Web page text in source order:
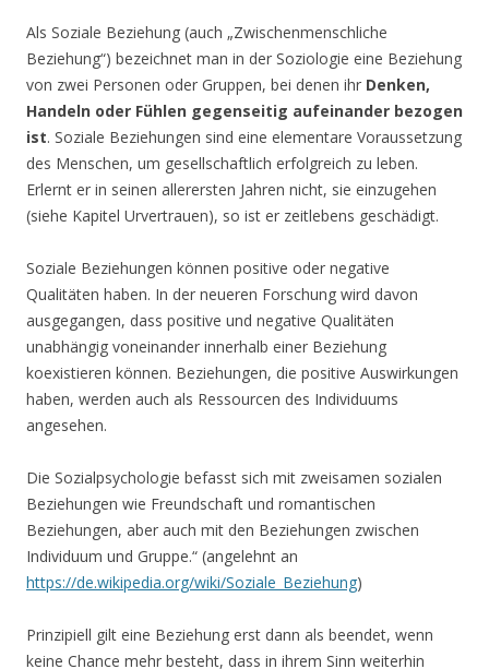
Als Soziale Beziehung (auch „Zwischenmenschliche
Beziehung“) bezeichnet man in der Soziologie eine Beziehung
von zwei Personen oder Gruppen, bei denen ihr Denken,
Handeln oder Fühlen gegenseitig aufeinander bezogen
ist. Soziale Beziehungen sind eine elementare Voraussetzung
des Menschen, um gesellschaftlich erfolgreich zu leben.
Erlernt er in seinen allerersten Jahren nicht, sie einzugehen
(siehe Kapitel Urvertrauen), so ist er zeitlebens geschädigt.
Soziale Beziehungen können positive oder negative
Qualitäten haben. In der neueren Forschung wird davon
ausgegangen, dass positive und negative Qualitäten
unabhängig voneinander innerhalb einer Beziehung
koexistieren können. Beziehungen, die positive Auswirkungen
haben, werden auch als Ressourcen des Individuums
angesehen.
Die Sozialpsychologie befasst sich mit zweisamen sozialen
Beziehungen wie Freundschaft und romantischen
Beziehungen, aber auch mit den Beziehungen zwischen
Individuum und Gruppe.“ (angelehnt an
https://de.wikipedia.org/wiki/Soziale_Beziehung)
Prinzipiell gilt eine Beziehung erst dann als beendet, wenn
keine Chance mehr besteht, dass in ihrem Sinn weiterhin